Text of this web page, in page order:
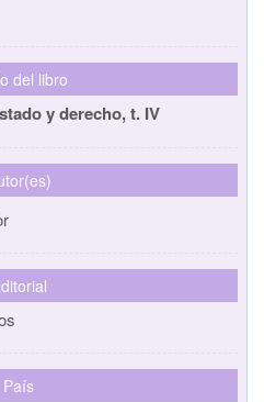
del libro
y derecho, t. IV
País